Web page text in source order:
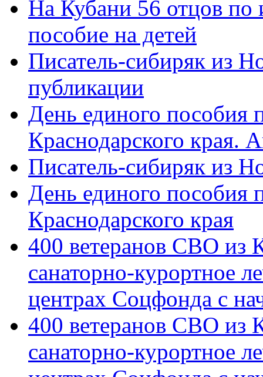
На Кубани 56 отцов по
пособие на детей
Писатель-сибиряк из
публикации
День единого пособия
Краснодарского края.
Писатель-сибиряк из
День единого пособия
Краснодарского края
400 ветеранов СВО из
санаторно-курортное
центрах Соцфонда с
400 ветеранов СВО из
санаторно-курортное